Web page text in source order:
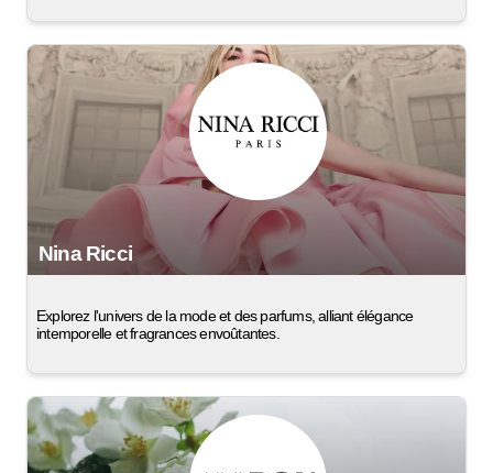
Nina Ricci
Explorez l'univers de la mode et des parfums, alliant élégance
intemporelle et fragrances envoûtantes.